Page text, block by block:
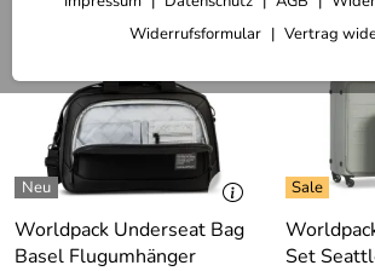
Widerrufsformular
Vertrag
Worldpack Underseat Bag
Basel Flugumhänger
Set